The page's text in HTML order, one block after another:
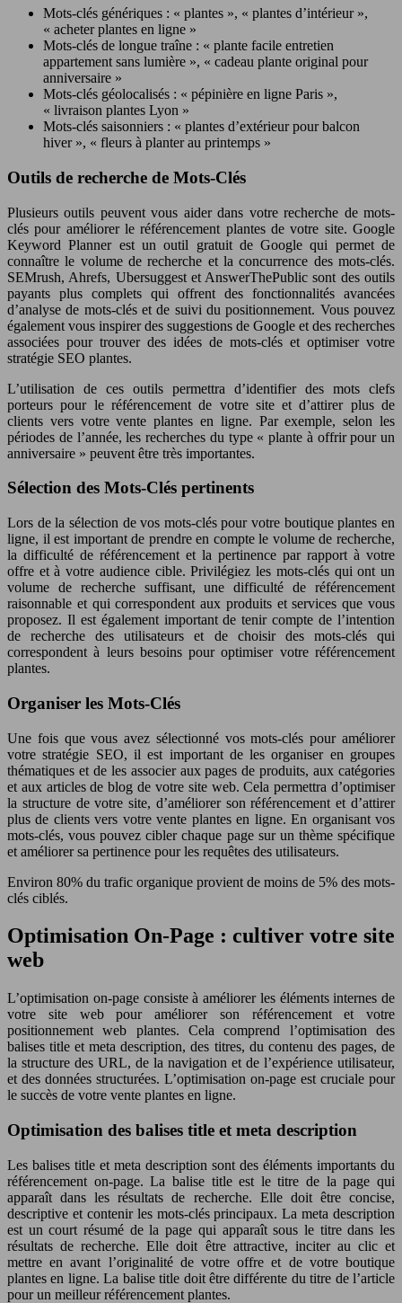
Mots-clés génériques : « plantes », « plantes d’intérieur »,
« acheter plantes en ligne »
Mots-clés de longue traîne : « plante facile entretien
appartement sans lumière », « cadeau plante original pour
anniversaire »
Mots-clés géolocalisés : « pépinière en ligne Paris »,
« livraison plantes Lyon »
Mots-clés saisonniers : « plantes d’extérieur pour balcon
hiver », « fleurs à planter au printemps »
Outils de recherche de Mots-Clés
Plusieurs outils peuvent vous aider dans votre recherche de mots-
clés pour améliorer le référencement plantes de votre site. Google
Keyword Planner est un outil gratuit de Google qui permet de
connaître le volume de recherche et la concurrence des mots-clés.
SEMrush, Ahrefs, Ubersuggest et AnswerThePublic sont des outils
payants plus complets qui offrent des fonctionnalités avancées
d’analyse de mots-clés et de suivi du positionnement. Vous pouvez
également vous inspirer des suggestions de Google et des recherches
associées pour trouver des idées de mots-clés et optimiser votre
stratégie SEO plantes.
L’utilisation de ces outils permettra d’identifier des mots clefs
porteurs pour le référencement de votre site et d’attirer plus de
clients vers votre vente plantes en ligne. Par exemple, selon les
périodes de l’année, les recherches du type « plante à offrir pour un
anniversaire » peuvent être très importantes.
Sélection des Mots-Clés pertinents
Lors de la sélection de vos mots-clés pour votre boutique plantes en
ligne, il est important de prendre en compte le volume de recherche,
la difficulté de référencement et la pertinence par rapport à votre
offre et à votre audience cible. Privilégiez les mots-clés qui ont un
volume de recherche suffisant, une difficulté de référencement
raisonnable et qui correspondent aux produits et services que vous
proposez. Il est également important de tenir compte de l’intention
de recherche des utilisateurs et de choisir des mots-clés qui
correspondent à leurs besoins pour optimiser votre référencement
plantes.
Organiser les Mots-Clés
Une fois que vous avez sélectionné vos mots-clés pour améliorer
votre stratégie SEO, il est important de les organiser en groupes
thématiques et de les associer aux pages de produits, aux catégories
et aux articles de blog de votre site web. Cela permettra d’optimiser
la structure de votre site, d’améliorer son référencement et d’attirer
plus de clients vers votre vente plantes en ligne. En organisant vos
mots-clés, vous pouvez cibler chaque page sur un thème spécifique
et améliorer sa pertinence pour les requêtes des utilisateurs.
Environ 80% du trafic organique provient de moins de 5% des mots-
clés ciblés.
Optimisation On-Page : cultiver votre site
web
L’optimisation on-page consiste à améliorer les éléments internes de
votre site web pour améliorer son référencement et votre
positionnement web plantes. Cela comprend l’optimisation des
balises title et meta description, des titres, du contenu des pages, de
la structure des URL, de la navigation et de l’expérience utilisateur,
et des données structurées. L’optimisation on-page est cruciale pour
le succès de votre vente plantes en ligne.
Optimisation des balises title et meta description
Les balises title et meta description sont des éléments importants du
référencement on-page. La balise title est le titre de la page qui
apparaît dans les résultats de recherche. Elle doit être concise,
descriptive et contenir les mots-clés principaux. La meta description
est un court résumé de la page qui apparaît sous le titre dans les
résultats de recherche. Elle doit être attractive, inciter au clic et
mettre en avant l’originalité de votre offre et de votre boutique
plantes en ligne. La balise title doit être différente du titre de l’article
pour un meilleur référencement plantes.